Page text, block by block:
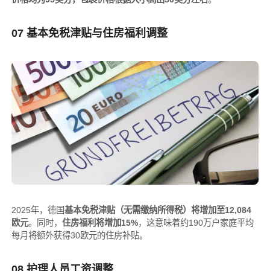
07 基本免税津贴与住房福利调整
2025年，德国基本免税津贴（无需缴纳所得税）将增加至12,084
欧元。同时，住房福利将增加15%，这意味着约190万户家庭平均
每月将额外获得30欧元的住房补贴。